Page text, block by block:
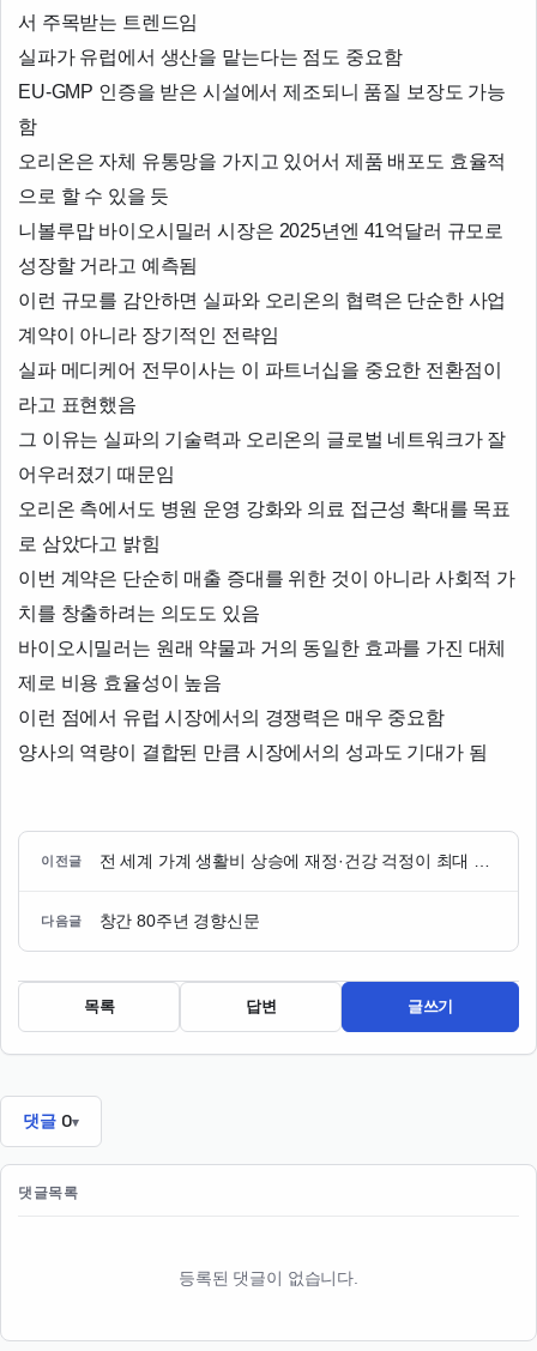
서 주목받는 트렌드임
실파가 유럽에서 생산을 맡는다는 점도 중요함
EU-GMP 인증을 받은 시설에서 제조되니 품질 보장도 가능
함
오리온은 자체 유통망을 가지고 있어서 제품 배포도 효율적
으로 할 수 있을 듯
니볼루맙 바이오시밀러 시장은 2025년엔 41억달러 규모로
성장할 거라고 예측됨
이런 규모를 감안하면 실파와 오리온의 협력은 단순한 사업
계약이 아니라 장기적인 전략임
실파 메디케어 전무이사는 이 파트너십을 중요한 전환점이
라고 표현했음
그 이유는 실파의 기술력과 오리온의 글로벌 네트워크가 잘
어우러졌기 때문임
오리온 측에서도 병원 운영 강화와 의료 접근성 확대를 목표
로 삼았다고 밝힘
이번 계약은 단순히 매출 증대를 위한 것이 아니라 사회적 가
치를 창출하려는 의도도 있음
바이오시밀러는 원래 약물과 거의 동일한 효과를 가진 대체
제로 비용 효율성이 높음
이런 점에서 유럽 시장에서의 경쟁력은 매우 중요함
양사의 역량이 결합된 만큼 시장에서의 성과도 기대가 됨
이전글
다음글 창간 80주년 경향신문
목록 답변 글쓰기
댓글 0
댓글목록
등록된 댓글이 없습니다.